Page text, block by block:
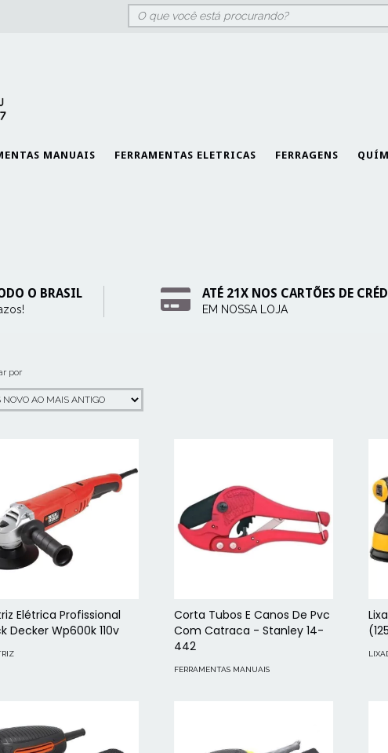
MANUAIS FERRAMENTAS ELETRICAS FERRAGENS
O BRASIL ATÉ 21X NOS CARTÕES DE
EM NOSSA LOJA
por
Elétrica Profissional
Decker Wp600k 110v
Corta Tubos E Canos De Pvc
Com Catraca - Stanley 14-
442
FERRAMENTAS MANUAIS